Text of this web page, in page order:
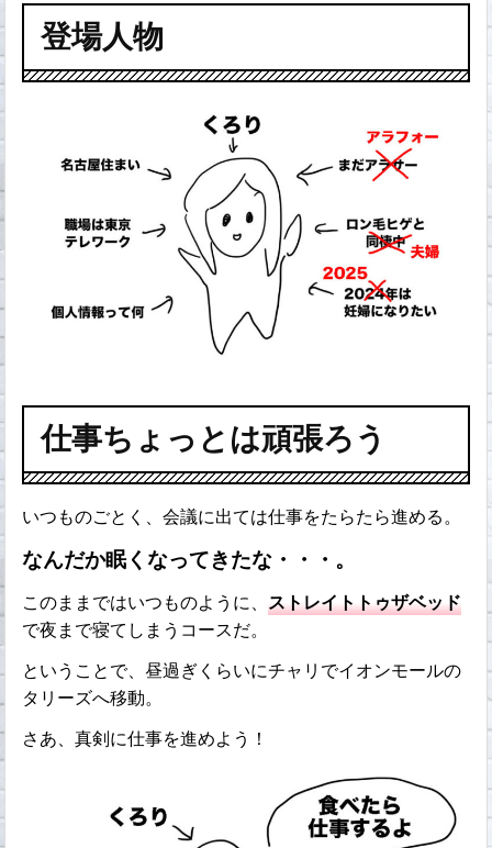
登場人物
仕事ちょっとは頑張ろう
いつものごとく、会議に出ては仕事をたらたら進める。
なんだか眠くなってきたな・・・。
このままではいつものように、ストレイトトゥザベッド
で夜まで寝てしまうコースだ。
ということで、昼過ぎくらいにチャリでイオンモールの
タリーズへ移動。
さあ、真剣に仕事を進めよう！